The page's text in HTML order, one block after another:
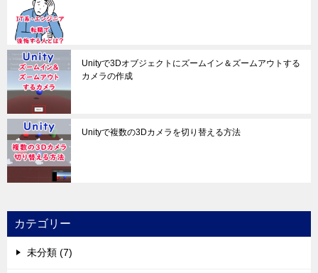
Unityで3Dオブジェクトにズームイン＆ズームアウトする
カメラの作成
Unityで複数の3Dカメラを切り替える方法
カテゴリー
未分類 (7)